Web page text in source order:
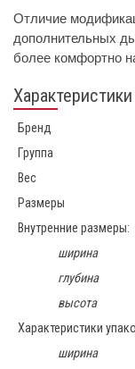
Отличие
дополнительных
более комфортно
Характеристики
Бренд
Группа
Вес
Размеры
Внутренние размеры:
ширина
глубина
высота
Характеристики
ширина